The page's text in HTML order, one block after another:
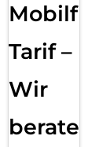
Tarif –
Wir
beraten